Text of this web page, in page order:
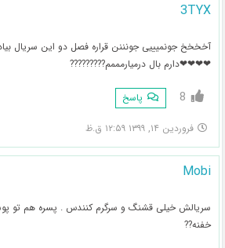
3TYX
آخخخخ جونمیییی جونننن قراره فصل دو این سریال
❤❤❤❤دارم بال درمیارمممم?????????
8 پاسخ
فروردین ۱۴, ۱۳۹۹ ۱۲:۵۹ ق.ظ
Mobi
سریالش خیلی قشنگ و سرگرم کنندس . پسره هم تو
خفنه??